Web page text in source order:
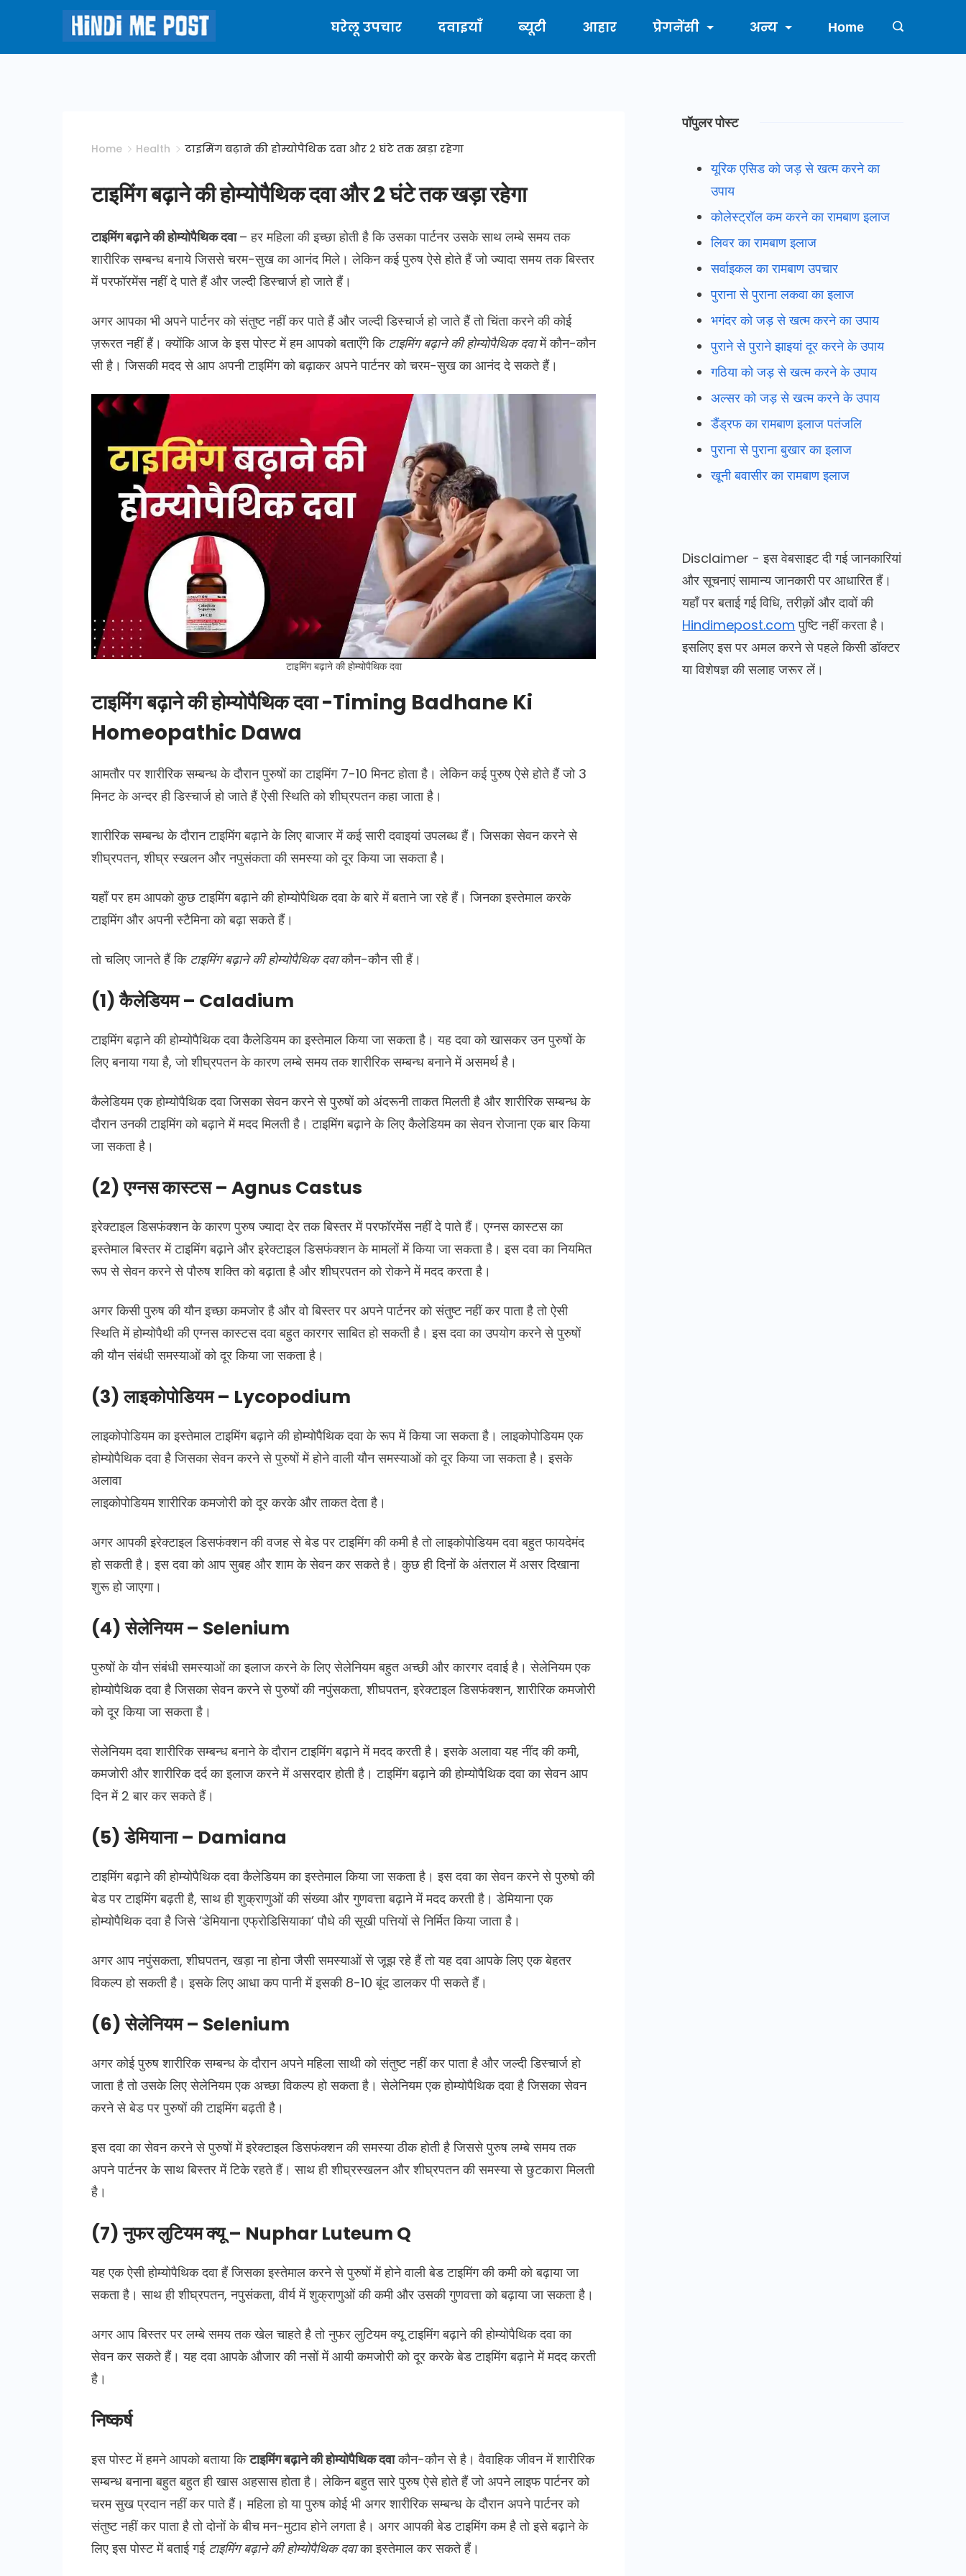
content
Hindi
घरेलू उपचार दवाइयाँ ब्यूटी आहार प्रेगनेंसी अन्य Home
Home Health टाइमिंग बढ़ाने की होम्योपैथिक दवा और 2 घंटे तक खड़ा रहेगा
टाइमिंग बढ़ाने की होम्योपैथिक दवा और 2 घंटे तक खड़ा रहेगा
टाइमिंग बढ़ाने की होम्योपैथिक दवा– हर महिला की इच्छा होती है कि उसका पार्टनर उसके साथ लम्बे समय तक
शारीरिक सम्बन्ध बनाये जिससे चरम-सुख का आनंद मिले। लेकिन कई पुरुष ऐसे होते हैं जो ज्यादा समय तक बिस्तर
में परफॉरमेंस नहीं दे पाते हैं और जल्दी डिस्चार्ज हो जाते हैं।
अगर आपका भी अपने पार्टनर को संतुष्ट नहीं कर पाते हैं और जल्दी डिस्चार्ज हो जाते हैं तो चिंता करने की कोई
ज़रूरत नहीं हैं। क्योंकि आज के इस पोस्ट में हम आपको बताएँगे कि टाइमिंग बढ़ाने की होम्योपैथिक दवामें कौन-कौन
सी है। जिसकी मदद से आप अपनी टाइमिंग को बढ़ाकर अपने पार्टनर को चरम-सुख का आनंद दे सकते हैं।
टाइमिंग बढ़ाने की होम्योपैथिक दवा
टाइमिंग बढ़ाने की होम्योपैथिक दवा -Timing Badhane Ki
Homeopathic Dawa
आमतौर पर शारीरिक सम्बन्ध के दौरान पुरुषों का टाइमिंग 7-10 मिनट होता है। लेकिन कई पुरुष ऐसे होते हैं जो 3
मिनट के अन्दर ही डिस्चार्ज हो जाते हैं ऐसी स्थिति को शीघ्रपतन कहा जाता है।
शारीरिक सम्बन्ध के दौरान टाइमिंग बढ़ाने के लिए बाजार में कई सारी दवाइयां उपलब्ध हैं। जिसका सेवन करने से
शीघ्रपतन, शीघ्र स्खलन और नपुसंकता की समस्या को दूर किया जा सकता है।
यहाँ पर हम आपको कुछ टाइमिंग बढ़ाने की होम्योपैथिक दवा के बारे में बताने जा रहे हैं। जिनका इस्तेमाल करके
टाइमिंग और अपनी स्टैमिना को बढ़ा सकते हैं।
तो चलिए जानते हैं कि टाइमिंग बढ़ाने की होम्योपैथिक दवाकौन-कौन सी हैं।
(1) कैलेडियम – Caladium
टाइमिंग बढ़ाने की होम्योपैथिक दवा कैलेडियम का इस्तेमाल किया जा सकता है। यह दवा को खासकर उन पुरुषों के
लिए बनाया गया है, जो शीघ्रपतन के कारण लम्बे समय तक शारीरिक सम्बन्ध बनाने में असमर्थ है।
कैलेडियम एक होम्योपैथिक दवा जिसका सेवन करने से पुरुषों को अंदरूनी ताकत मिलती है और शारीरिक सम्बन्ध के
दौरान उनकी टाइमिंग को बढ़ाने में मदद मिलती है। टाइमिंग बढ़ाने के लिए कैलेडियम का सेवन रोजाना एक बार किया
जा सकता है।
(2) एग्नस कास्टस – Agnus Castus
इरेक्टाइल डिसफंक्शन के कारण पुरुष ज्यादा देर तक बिस्तर में परफॉरमेंस नहीं दे पाते हैं। एग्नस कास्टस का
इस्तेमाल बिस्तर में टाइमिंग बढ़ाने और इरेक्टाइल डिसफंक्शन के मामलों में किया जा सकता है। इस दवा का नियमित
रूप से सेवन करने से पौरुष शक्ति को बढ़ाता है और शीघ्रपतन को रोकने में मदद करता है।
अगर किसी पुरुष की यौन इच्छा कमजोर है और वो बिस्तर पर अपने पार्टनर को संतुष्ट नहीं कर पाता है तो ऐसी
स्थिति में होम्योपैथी की एग्नस कास्टस दवा बहुत कारगर साबित हो सकती है। इस दवा का उपयोग करने से पुरुषों
की यौन संबंधी समस्याओं को दूर किया जा सकता है।
(3) लाइकोपोडियम – Lycopodium
लाइकोपोडियम का इस्तेमाल टाइमिंग बढ़ाने की होम्योपैथिक दवा के रूप में किया जा सकता है। लाइकोपोडियम एक
होम्योपैथिक दवा है जिसका सेवन करने से पुरुषों में होने वाली यौन समस्याओं को दूर किया जा सकता है। इसके
अलावा
लाइकोपोडियम शारीरिक कमजोरी को दूर करके और ताकत देता है।
अगर आपकी इरेक्टाइल डिसफंक्शन की वजह से बेड पर टाइमिंग की कमी है तो लाइकोपोडियम दवा बहुत फायदेमंद
हो सकती है। इस दवा को आप सुबह और शाम के सेवन कर सकते है। कुछ ही दिनों के अंतराल में असर दिखाना
शुरू हो जाएगा।
(4) सेलेनियम – Selenium
पुरुषों के यौन संबंधी समस्याओं का इलाज करने के लिए सेलेनियम बहुत अच्छी और कारगर दवाई है। सेलेनियम एक
होम्योपैथिक दवा है जिसका सेवन करने से पुरुषों की नपुंसकता, शीघपतन, इरेक्टाइल डिसफंक्शन, शारीरिक कमजोरी
को दूर किया जा सकता है।
सेलेनियम दवा शारीरिक सम्बन्ध बनाने के दौरान टाइमिंग बढ़ाने में मदद करती है। इसके अलावा यह नींद की कमी,
कमजोरी और शारीरिक दर्द का इलाज करने में असरदार होती है। टाइमिंग बढ़ाने की होम्योपैथिक दवा का सेवन आप
दिन में 2 बार कर सकते हैं।
(5) डेमियाना – Damiana
टाइमिंग बढ़ाने की होम्योपैथिक दवा कैलेडियम का इस्तेमाल किया जा सकता है। इस दवा का सेवन करने से पुरुषो की
बेड पर टाइमिंग बढ़ती है, साथ ही शुक्राणुओं की संख्या और गुणवत्ता बढ़ाने में मदद करती है। डेमियाना एक
होम्योपैथिक दवा है जिसे ‘डेमियाना एफ्रोडिसियाका’ पौधे की सूखी पत्तियों से निर्मित किया जाता है।
अगर आप नपुंसकता, शीघपतन, खड़ा ना होना जैसी समस्याओं से जूझ रहे हैं तो यह दवा आपके लिए एक बेहतर
विकल्प हो सकती है। इसके लिए आधा कप पानी में इसकी 8-10 बूंद डालकर पी सकते हैं।
(6) सेलेनियम – Selenium
अगर कोई पुरुष शारीरिक सम्बन्ध के दौरान अपने महिला साथी को संतुष्ट नहीं कर पाता है और जल्दी डिस्चार्ज हो
जाता है तो उसके लिए सेलेनियम एक अच्छा विकल्प हो सकता है। सेलेनियम एक होम्योपैथिक दवा है जिसका सेवन
करने से बेड पर पुरुषों की टाइमिंग बढ़ती है।
इस दवा का सेवन करने से पुरुषों में इरेक्टाइल डिसफंक्शन की समस्या ठीक होती है जिससे पुरुष लम्बे समय तक
अपने पार्टनर के साथ बिस्तर में टिके रहते हैं। साथ ही शीघ्रस्खलन और शीघ्रपतन की समस्या से छुटकारा मिलती
है।
(7) नुफर लुटियम क्यू – Nuphar Luteum Q
यह एक ऐसी होम्योपैथिक दवा हैं जिसका इस्तेमाल करने से पुरुषों में होने वाली बेड टाइमिंग की कमी को बढ़ाया जा
सकता है। साथ ही शीघ्रपतन, नपुसंकता, वीर्य में शुक्राणुओं की कमी और उसकी गुणवत्ता को बढ़ाया जा सकता है।
अगर आप बिस्तर पर लम्बे समय तक खेल चाहते है तो नुफर लुटियम क्यू टाइमिंग बढ़ाने की होम्योपैथिक दवा का
सेवन कर सकते हैं। यह दवा आपके औजार की नसों में आयी कमजोरी को दूर करके बेड टाइमिंग बढ़ाने में मदद करती
है।
निष्कर्ष
इस पोस्ट में हमने आपको बताया किटाइमिंग बढ़ाने की होम्योपैथिक दवाकौन-कौन से है। वैवाहिक जीवन में शारीरिक
सम्बन्ध बनाना बहुत बहुत ही खास अहसास होता है। लेकिन बहुत सारे पुरुष ऐसे होते हैं जो अपने लाइफ पार्टनर को
चरम सुख प्रदान नहीं कर पाते हैं। महिला हो या पुरुष कोई भी अगर शारीरिक सम्बन्ध के दौरान अपने पार्टनर को
संतुष्ट नहीं कर पाता है तो दोनों के बीच मन-मुटाव होने लगता है। अगर आपकी बेड टाइमिंग कम है तो इसे बढ़ाने के
लिए इस पोस्ट में बताई गई टाइमिंग बढ़ाने की होम्योपैथिक दवाका इस्तेमाल कर सकते हैं।
पॉपुलर पोस्ट
यूरिक एसिड को जड़ से खत्म करने का
उपाय
कोलेस्ट्रॉल कम करने का रामबाण इलाज
लिवर का रामबाण इलाज
सर्वाइकल का रामबाण उपचार
पुराना से पुराना लकवा का इलाज
भगंदर को जड़ से खत्म करने का उपाय
पुराने से पुराने झाइयां दूर करने के उपाय
गठिया को जड़ से खत्म करने के उपाय
अल्सर को जड़ से खत्म करने के उपाय
डैंड्रफ का रामबाण इलाज पतंजलि
पुराना से पुराना बुखार का इलाज
खूनी बवासीर का रामबाण इलाज
Disclaimer - इस वेबसाइट दी गई जानकारियां
और सूचनाएं सामान्य जानकारी पर आधारित हैं।
यहाँ पर बताई गई विधि, तरीक़ों और दावों की
Hindimepost.com पुष्टि नहीं करता है।
इसलिए इस पर अमल करने से पहले किसी डॉक्टर
या विशेषज्ञ की सलाह जरूर लें।